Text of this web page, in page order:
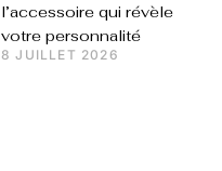
l’accessoire qui révèle
votre personnalité
8 JUILLET 2026